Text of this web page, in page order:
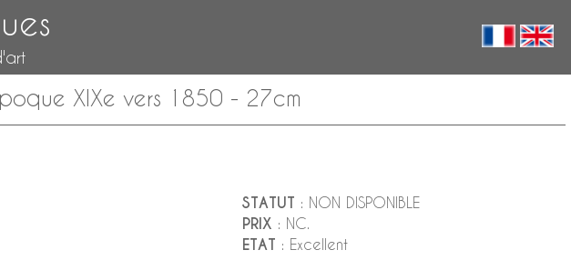
XIXe vers 1850 - 27cm
STATUT : NON DISPONIBLE
PRIX : NC.
ETAT : Excellent